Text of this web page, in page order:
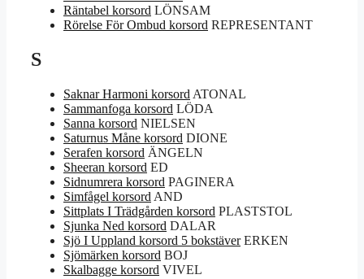
Räntabel korsord LÖNSAM
Rörelse För Ombud korsord REPRESENTANT
S
Saknar Harmoni korsord ATONAL
Sammanfoga korsord LÖDA
Sanna korsord NIELSEN
Saturnus Måne korsord DIONE
Serafen korsord ÄNGELN
Sheeran korsord ED
Sidnumrera korsord PAGINERA
Simfågel korsord AND
Sittplats I Trädgården korsord PLASTSTOL
Sjunka Ned korsord DALAR
Sjö I Uppland korsord 5 bokstäver ERKEN
Sjömärken korsord BOJ
Skalbagge korsord VIVEL